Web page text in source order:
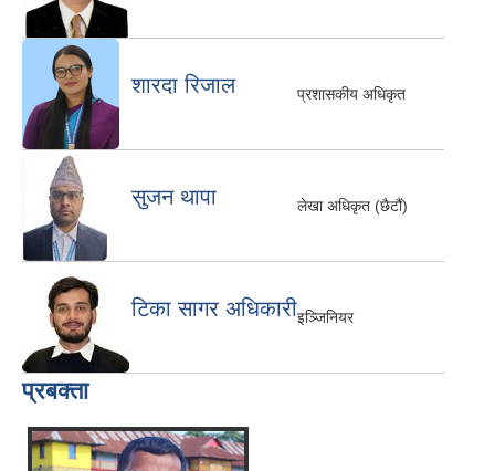
शारदा रिजाल प्रशासकीय अधिकृत
सुजन थापा लेखा अधिकृत (छैटौं)
टिका सागर अधिकारीइञ्जिनियर
प्रबक्ता